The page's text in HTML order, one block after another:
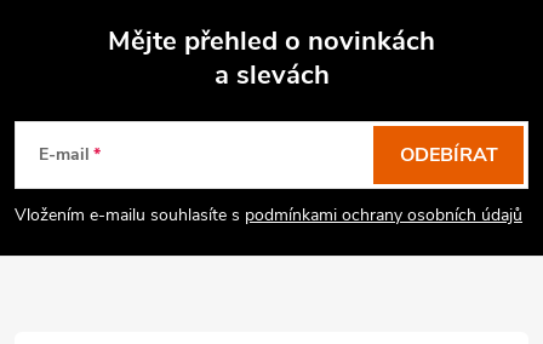
Mějte přehled o novinkách
a slevách
E-mail
Vložením e-mailu souhlasíte s podmínkami ochrany osobních údajů
ODEBÍRAT